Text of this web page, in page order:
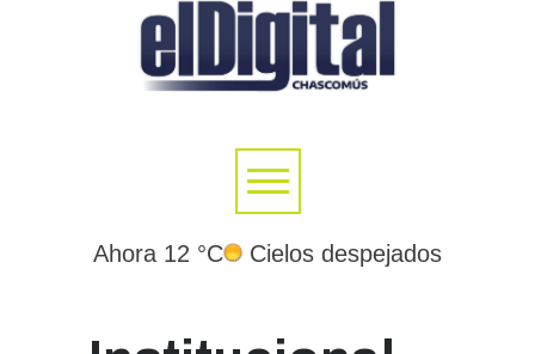
Ahora 12 °C Cielos despejados